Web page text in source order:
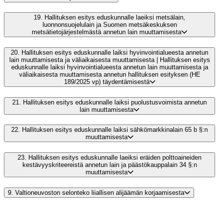
19. Hallituksen esitys eduskunnalle laeiksi metsälain,
luonnonsuojelulain ja Suomen metsäkeskuksen
metsätietojärjestelmästä annetun lain muuttamisesta
20.
Hallituksen esitys eduskunnalle laiksi hyvinvointialueesta annetun
lain muuttamisesta ja väliaikaisesta muuttamisesta | Hallituksen esitys
eduskunnalle laiksi hyvinvointialueesta annetun lain muuttamisesta ja
väliaikaisesta muuttamisesta annetun hallituksen esityksen (HE
189/2025 vp) täydentämisestä
21.
Hallituksen esitys eduskunnalle laiksi puolustusvoimista annetun
lain muuttamisesta
22. Hallituksen esitys eduskunnalle laiksi sähkömarkkinalain 65 b §:n
muuttamisesta
23. Hallituksen esitys eduskunnalle laeiksi eräiden polttoaineiden
kestävyyskriteereistä annetun lain ja päästökauppalain 34 §:n
muuttamisesta
9. Valtioneuvoston selonteko liiallisen alijäämän korjaamisesta